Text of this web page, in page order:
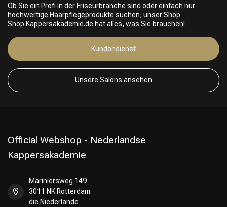
Ob Sie ein Profi in der Friseurbranche sind oder einfach nur
hochwertige Haarpflegeprodukte suchen, unser Shop
Shop.Kappersakademie.de hat alles, was Sie brauchen!
Kundendienst
Unsere Salons ansehen
Official Webshop - Nederlandse
Kappersakademie
Mariniersweg 149
3011 NK Rotterdam
die Niederlande